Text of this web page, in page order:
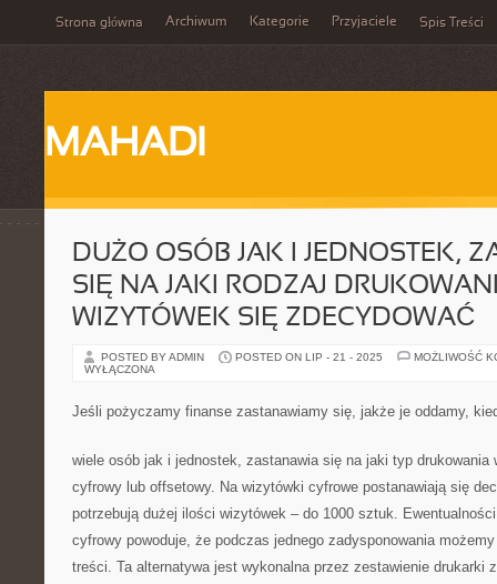
Strona główna Archiwum Kategorie Przyjaciele Spis Treści
MAHADI
DUŻO OSÓB JAK I JEDNOSTEK,
SIĘ NA JAKI RODZAJ
WIZYTÓWEK SIĘ ZDECYDOWAĆ
POSTED BY ADMIN POSTED ON LIP - 21 - 2025
MOŻLIWOŚĆ
WYŁĄCZONA
Jeśli pożyczamy finanse zastanawiamy się, jakże je oddamy,
wiele osób jak i jednostek, zastanawia się na jaki typ
cyfrowy lub offsetowy. Na wizytówki cyfrowe postanawiają się
potrzebują dużej ilości wizytówek – do 1000 sztuk.
cyfrowy powoduje, że podczas jednego zadysponowania
treści. Ta alternatywa jest wykonalna przez zestawienie drukarki